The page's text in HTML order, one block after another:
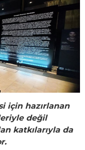
için hazırlanan
değil
katkılarıyla da